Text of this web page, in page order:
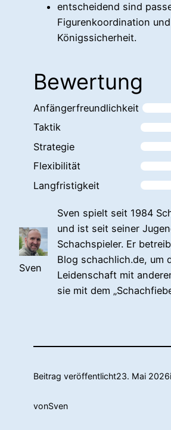
entscheidend sind
Figurenkoordination
Königssicherheit.
Bewertung
Anfängerfreundlichkeit
Taktik
Strategie
Flexibilität
Langfristigkeit
Sven
Sven spielt seit 1984
und ist seit seiner
Schachspieler. Er
Blog schachlich.de, um
Leidenschaft mit
sie mit dem
Beitrag veröffentlicht23. Mai 2026
vonSven